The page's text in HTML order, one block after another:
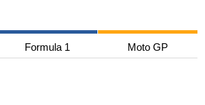
Formula 1 Moto GP